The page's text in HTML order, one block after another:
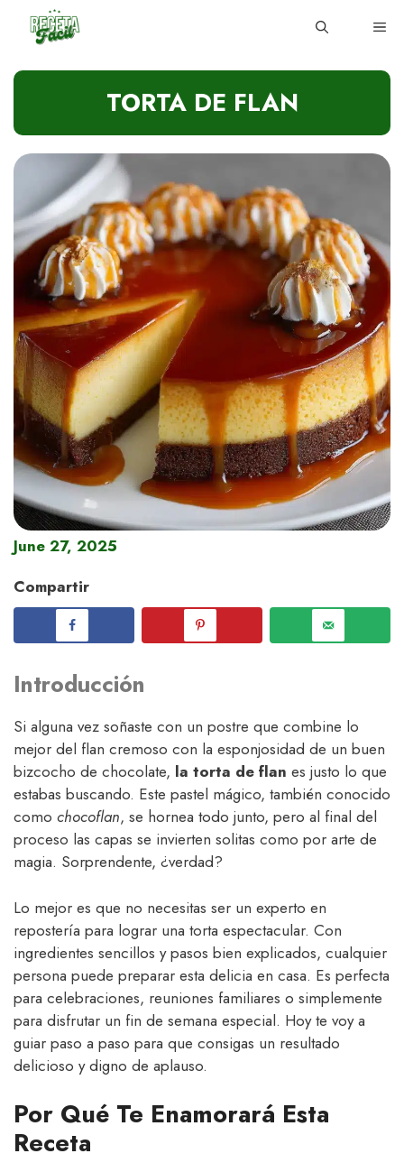
TORTA DE FLAN
June 27, 2025
Compartir
Introducción
Si alguna vez soñaste con un postre que combine lo
mejor del flan cremoso con la esponjosidad de un buen
bizcocho de chocolate, la torta de flan es justo lo que
estabas buscando. Este pastel mágico, también conocido
como chocoflan, se hornea todo junto, pero al final del
proceso las capas se invierten solitas como por arte de
magia. Sorprendente, ¿verdad?
Lo mejor es que no necesitas ser un experto en
repostería para lograr una torta espectacular. Con
ingredientes sencillos y pasos bien explicados, cualquier
persona puede preparar esta delicia en casa. Es perfecta
para celebraciones, reuniones familiares o simplemente
para disfrutar un fin de semana especial. Hoy te voy a
guiar paso a paso para que consigas un resultado
delicioso y digno de aplauso.
Por Qué Te Enamorará Esta
Receta